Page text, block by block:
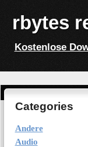
rbytes
Kostenlose
Categories
Andere
Audio